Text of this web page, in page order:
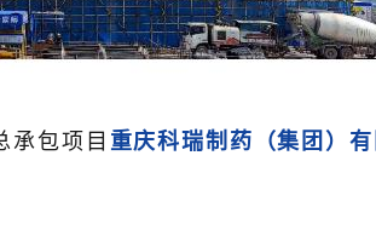
承包项目 重庆科瑞制药（集团）